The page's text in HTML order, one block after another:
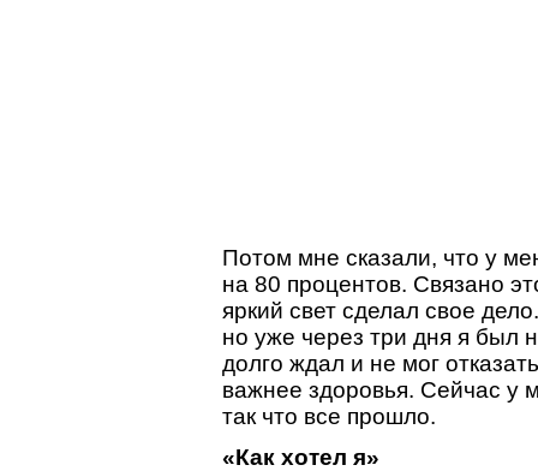
Потом мне сказали, что у
на 80 процентов. Связано
яркий свет сделал свое
но уже через три дня я был
долго ждал и не мог
важнее здоровья. Сейчас у
так что все прошло.
«Как хотел я»